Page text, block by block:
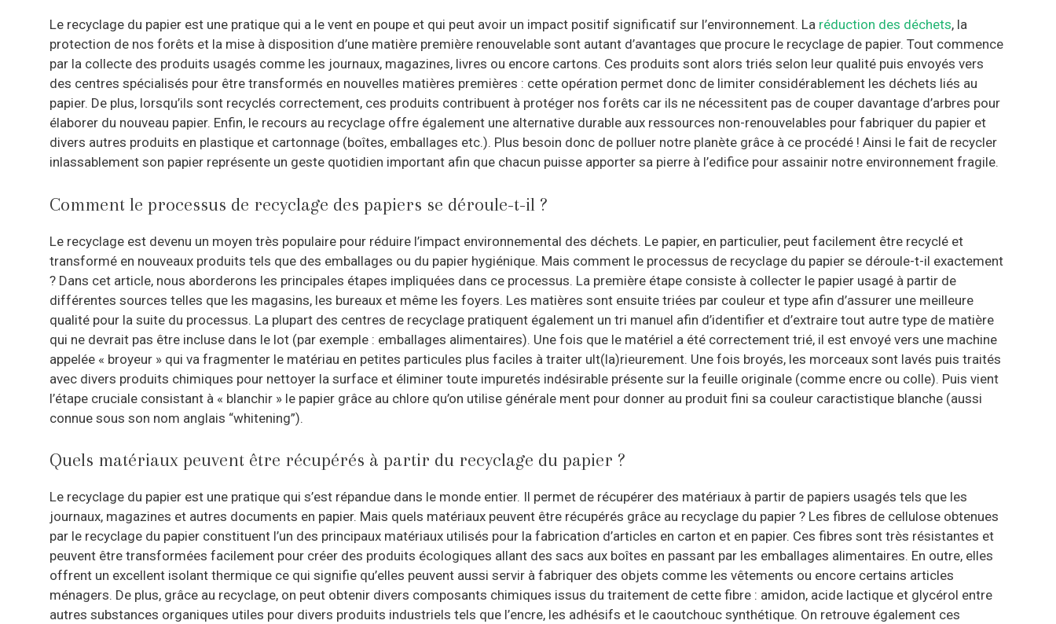
Le recyclage du papier est une pratique qui a le vent en poupe et qui peut avoir un impact positif significatif sur l’environnement. La réduction des déchets, la
protection de nos forêts et la mise à disposition d’une matière première renouvelable sont autant d’avantages que procure le recyclage de papier. Tout commence
par la collecte des produits usagés comme les journaux, magazines, livres ou encore cartons. Ces produits sont alors triés selon leur qualité puis envoyés vers
des centres spécialisés pour être transformés en nouvelles matières premières : cette opération permet donc de limiter considérablement les déchets liés au
papier. De plus, lorsqu’ils sont recyclés correctement, ces produits contribuent à protéger nos forêts car ils ne nécessitent pas de couper davantage d’arbres pour
élaborer du nouveau papier. Enfin, le recours au recyclage offre également une alternative durable aux ressources non-renouvelables pour fabriquer du papier et
divers autres produits en plastique et cartonnage (boîtes, emballages etc.). Plus besoin donc de polluer notre planète grâce à ce procédé ! Ainsi le fait de recycler
inlassablement son papier représente un geste quotidien important afin que chacun puisse apporter sa pierre à l’edifice pour assainir notre environnement fragile.
Comment le processus de recyclage des papiers se déroule-t-il ?
Le recyclage est devenu un moyen très populaire pour réduire l’impact environnemental des déchets. Le papier, en particulier, peut facilement être recyclé et
transformé en nouveaux produits tels que des emballages ou du papier hygiénique. Mais comment le processus de recyclage du papier se déroule-t-il exactement
? Dans cet article, nous aborderons les principales étapes impliquées dans ce processus. La première étape consiste à collecter le papier usagé à partir de
différentes sources telles que les magasins, les bureaux et même les foyers. Les matières sont ensuite triées par couleur et type afin d’assurer une meilleure
qualité pour la suite du processus. La plupart des centres de recyclage pratiquent également un tri manuel afin d’identifier et d’extraire tout autre type de matière
qui ne devrait pas être incluse dans le lot (par exemple : emballages alimentaires). Une fois que le matériel a été correctement trié, il est envoyé vers une machine
appelée « broyeur » qui va fragmenter le matériau en petites particules plus faciles à traiter ult(la)rieurement. Une fois broyés, les morceaux sont lavés puis traités
avec divers produits chimiques pour nettoyer la surface et éliminer toute impuretés indésirable présente sur la feuille originale (comme encre ou colle). Puis vient
l’étape cruciale consistant à « blanchir » le papier grâce au chlore qu’on utilise générale ment pour donner au produit fini sa couleur caractistique blanche (aussi
connue sous son nom anglais “whitening”).
Quels matériaux peuvent être récupérés à partir du recyclage du papier ?
Le recyclage du papier est une pratique qui s’est répandue dans le monde entier. Il permet de récupérer des matériaux à partir de papiers usagés tels que les
journaux, magazines et autres documents en papier. Mais quels matériaux peuvent être récupérés grâce au recyclage du papier ? Les fibres de cellulose obtenues
par le recyclage du papier constituent l’un des principaux matériaux utilisés pour la fabrication d’articles en carton et en papier. Ces fibres sont très résistantes et
peuvent être transformées facilement pour créer des produits écologiques allant des sacs aux boîtes en passant par les emballages alimentaires. En outre, elles
offrent un excellent isolant thermique ce qui signifie qu’elles peuvent aussi servir à fabriquer des objets comme les vêtements ou encore certains articles
ménagers. De plus, grâce au recyclage, on peut obtenir divers composants chimiques issus du traitement de cette fibre : amidon, acide lactique et glycérol entre
autres substances organiques utiles pour divers produits industriels tels que l’encre, les adhésifs et le caoutchouc synthétique. On retrouve également ces